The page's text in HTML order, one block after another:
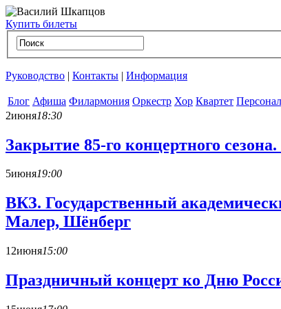
Купить билеты
Руководство | Контакты | Информация
Блог Афиша Филармония Оркестр Хор Квартет
2июня18:30
Закрытие 85-го концертного
5июня19:00
ВКЗ. Государственный
Малер, Шёнберг
12июня15:00
Праздничный концерт ко Дню